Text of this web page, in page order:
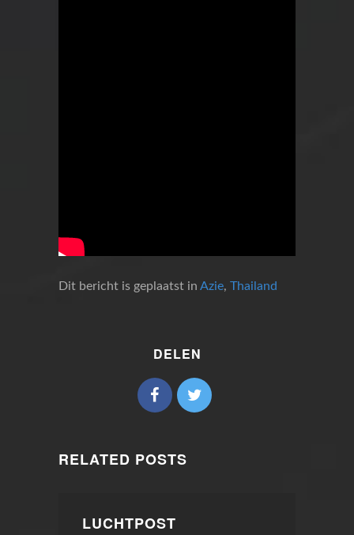
Dit bericht is geplaatst in Azie, Thailand
DELEN
RELATED POSTS
LUCHTPOST